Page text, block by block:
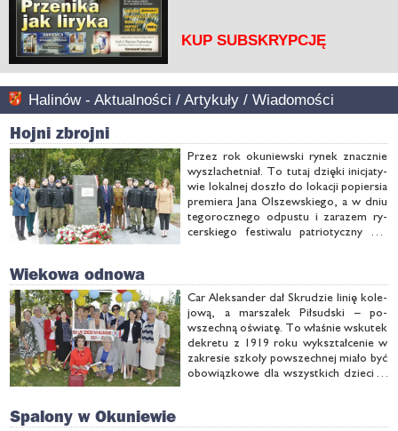
KUP SUBSKRYPCJĘ
Halinów - Aktualności / Artykuły / Wiadomości
Hojni zbrojni
Przez rok oku­niew­ski ry­nek znacz­nie
wy­szla­chet­niał. To tu­taj dzię­ki ini­cja­ty­
wie lo­kal­nej do­szło do lo­ka­cji po­pier­sia
pre­mie­ra Ja­na Ol­szew­skie­go, a w dniu
te­go­rocz­ne­go od­pu­stu i za­ra­zem ry­
cer­skie­go fe­sti­wa­lu pa­trio­tycz­ny ze­
Wiekowa odnowa
Car Alek­san­der dał Skru­dzie li­nię ko­le­
jo­wą, a mar­sza­łek Pił­sud­ski – po­
wszech­ną oświa­tę. To wła­śnie wsku­tek
de­kre­tu z 1919 ro­ku wy­kształ­ce­nie w
za­kre­sie szko­ły po­wszech­nej mia­ło być
obo­wiąz­ko­we dla wszyst­kich dzie­ci w
Spalony w Okuniewie